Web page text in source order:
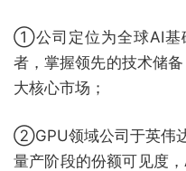
①公司定位为全球AI基
者，掌握领先的技术储
大核心市场；
②GPU领域公司于英伟
量产阶段的份额可见度